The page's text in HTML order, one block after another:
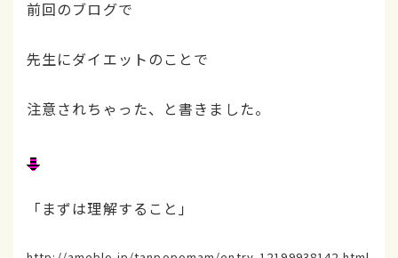
前回のブログで
先生にダイエットのことで
注意されちゃった、と書きました。
「まずは理解すること」